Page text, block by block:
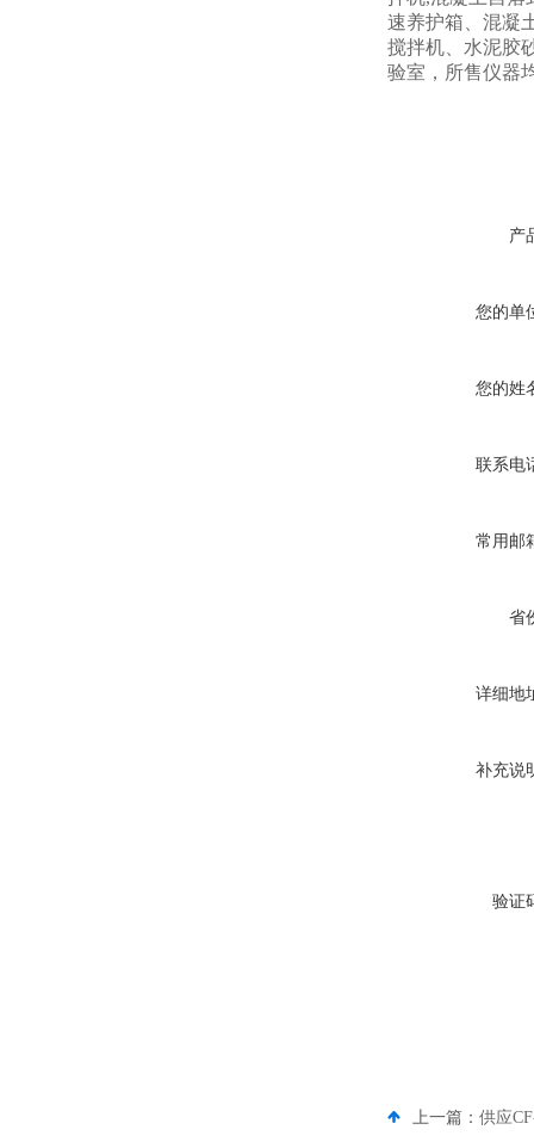
速养护箱、混凝
搅拌机、水泥胶
验室，所售仪器
产
您的单
您的姓
联系电
常用邮
省
详细地
补充说
验证
上一篇： 供应